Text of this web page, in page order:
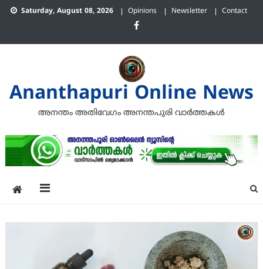
Skip Saturday, August 08, 2026 Opinions Newsletter Contact
Ananthapuri Online News
അനന്തം അതിവേഗം അനന്തപുരി വാര്‍ത്തകള്‍